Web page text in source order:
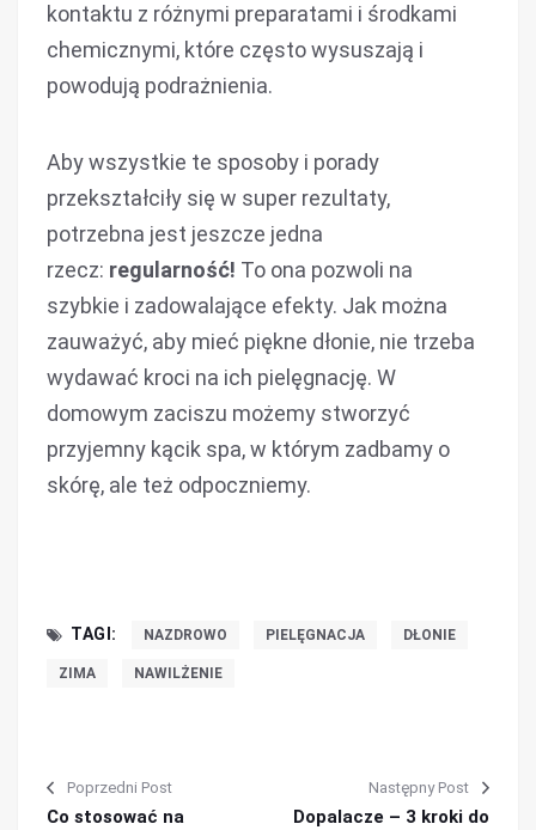
kontaktu z różnymi preparatami i środkami
chemicznymi, które często wysuszają i
powodują podrażnienia.
Aby wszystkie te sposoby i porady
przekształciły się w super rezultaty,
potrzebna jest jeszcze jedna
rzecz: regularność! To ona pozwoli na
szybkie i zadowalające efekty. Jak można
zauważyć, aby mieć piękne dłonie, nie trzeba
wydawać kroci na ich pielęgnację. W
domowym zaciszu możemy stworzyć
przyjemny kącik spa, w którym zadbamy o
skórę, ale też odpoczniemy.
TAGI: NAZDROWO PIELĘGNACJA DŁONIE
ZIMA NAWILŻENIE
Poprzedni Post
Co stosować na
Następny Post
Dopalacze – 3 kroki do